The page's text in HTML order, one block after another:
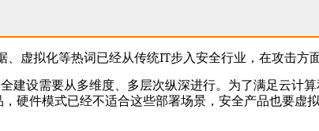
虚拟化等热词已经从传统IT步入安全行业，在攻击方
建设需要从多维度、多层次纵深进行。为了满足云计
硬件模式已经不适合这些部署场景，安全产品也要虚拟